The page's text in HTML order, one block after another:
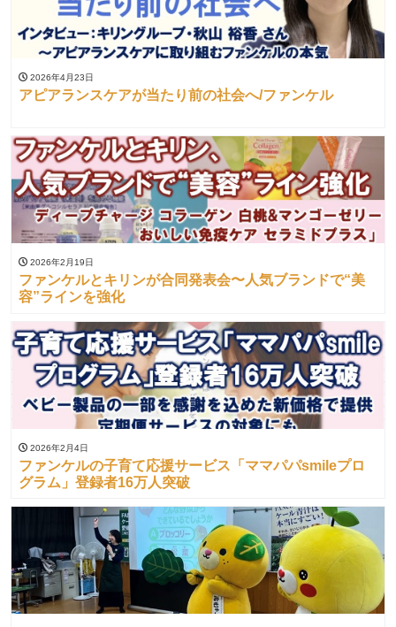
2026年4月23日
アピアランスケアが当たり前の社会へ/ファンケル
2026年2月19日
ファンケルとキリンが合同発表会〜人気ブランドで“美
容”ラインを強化
2026年2月4日
ファンケルの子育て応援サービス「ママパパsmileプロ
グラム」登録者16万人突破